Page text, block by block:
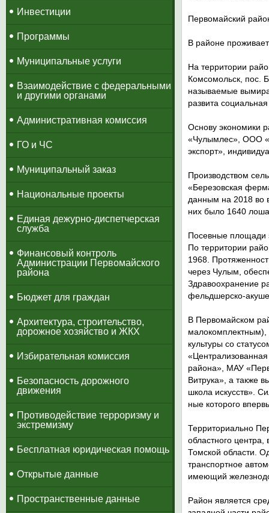
Инвестиции
Программы
Муниципальные услуги
Взаимодействие с федеральными
и другими органами
Административная комиссия
ГО и ЧС
Муниципальный заказ
Национальные проекты
​Единая дежурно-диспетчерская
служба
​Финансовый контроль
Администрации Первомайского
района
Бюджет для граждан
Архитектура, строительство,
дорожное хозяйство и ЖКХ
Избирательная комиссия
Безопасность дорожного
движения
Противодействие терроризму и
экстремизму
Бесплатная юридическая помощь
Открытые данные
Пространственные данные
Первомайский
В районе
На территории
Комсомольск, пос.
называемые
развита
Основу экономики
«Чулымлес», ООО
экспорт»,
Производством
«Березовская
данным на 2018 во
них было 1640
Посевные площади
По территории
1968.
через Чулым,
Здравоохранение
фельдшерско-
В Первомайском
малокомплектным),
культуры со
района», МАУ
Витрука», а также
школа искусств».
ные которого
Территориально
областного
Томской области.
транспортное
имеющий
Район является